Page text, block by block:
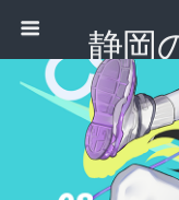
静岡
校｜
ザ